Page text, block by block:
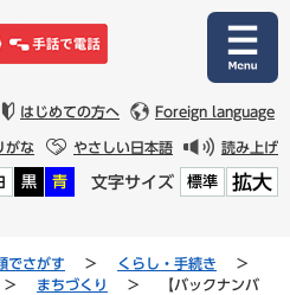
はじめての方へ Foreign language
がな やさしい日本語 読み上げ
黒 青 文字サイズ 標準 拡大
でさがす > くらし・手続き
>
> まちづくり >
【バックナンバ